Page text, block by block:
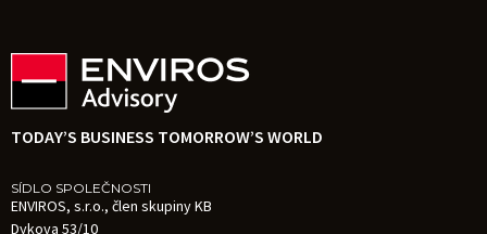
TODAY’S BUSINESS TOMORROW’S WORLD
SÍDLO SPOLEČNOSTI
ENVIROS, s.r.o., člen skupiny KB
Dykova 53/10